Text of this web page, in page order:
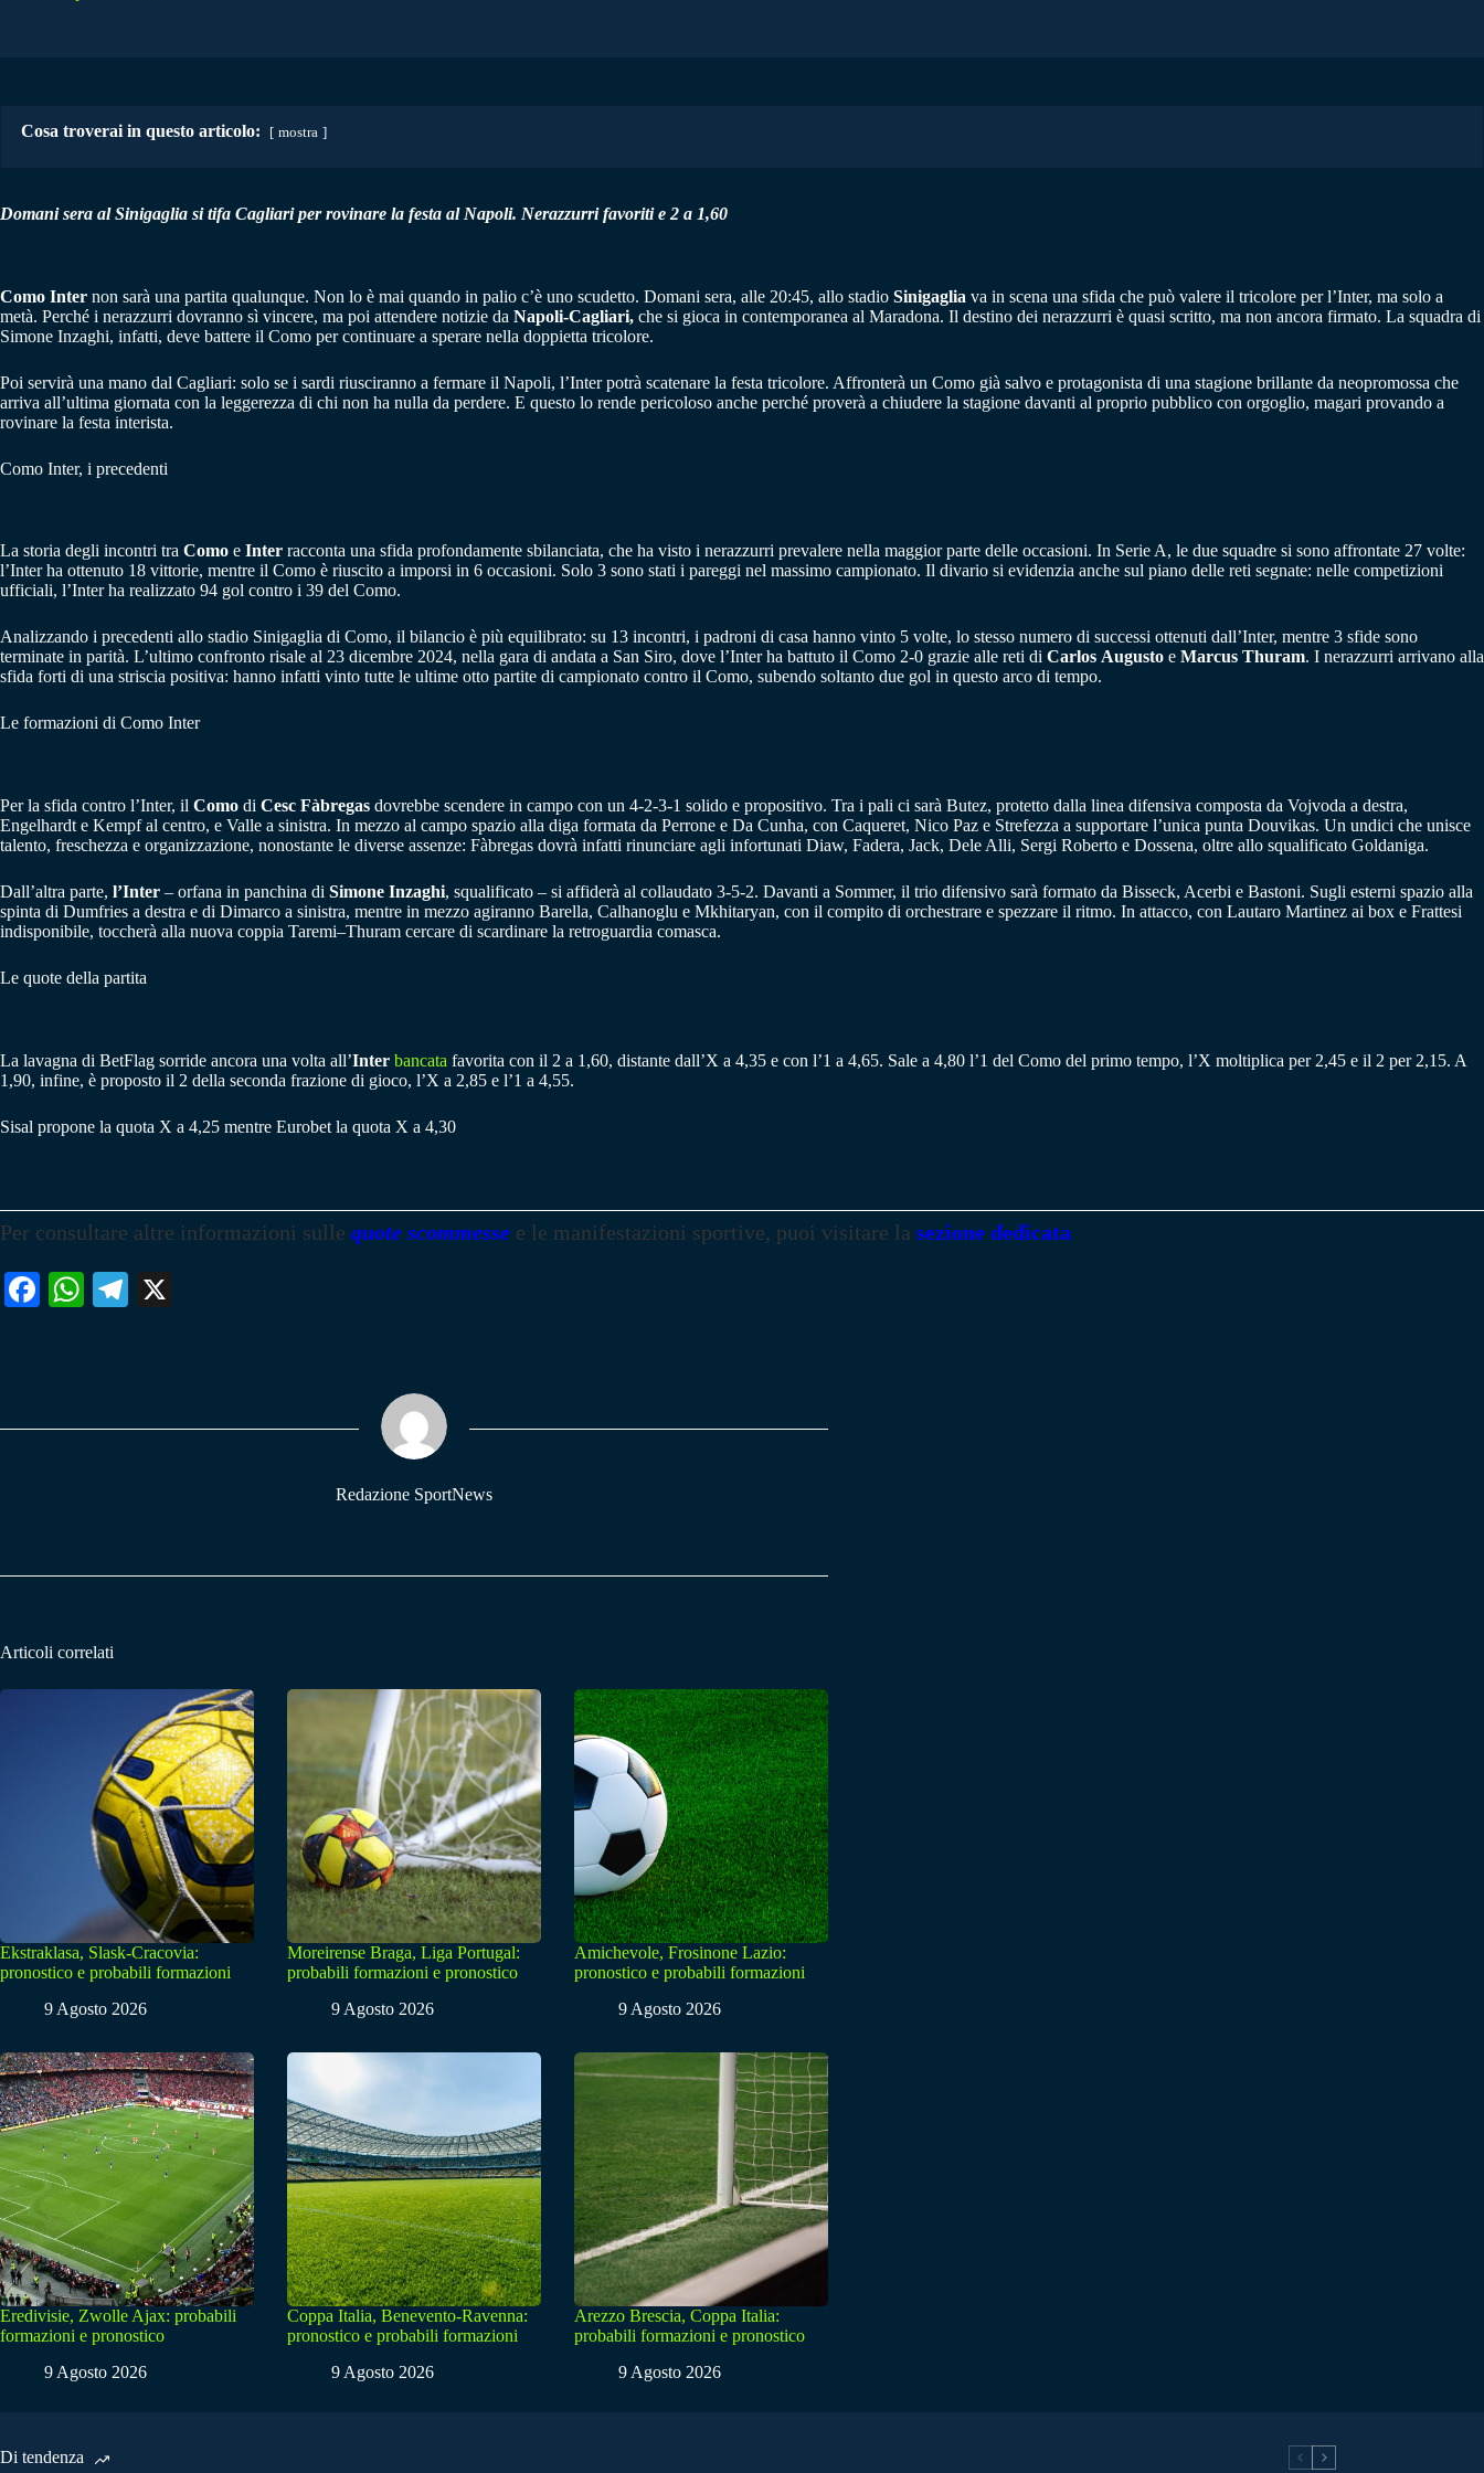
Cosa troverai in questo articolo: mostra
Domani sera al Sinigaglia si tifa Cagliari per rovinare la festa al Napoli. Nerazzurri favoriti e 2 a 1,60
Como Inter non sarà una partita qualunque. Non lo è mai quando in palio c’è uno scudetto. Domani sera, alle 20:45, allo stadio Sinigaglia va in scena una sfida che può valere il tricolore per l’Inter, ma solo a
metà. Perché i nerazzurri dovranno sì vincere, ma poi attendere notizie da Napoli-Cagliari, che si gioca in contemporanea al Maradona. Il destino dei nerazzurri è quasi scritto, ma non ancora firmato. La squadra di
Simone Inzaghi, infatti, deve battere il Como per continuare a sperare nella doppietta tricolore.
Poi servirà una mano dal Cagliari: solo se i sardi riusciranno a fermare il Napoli, l’Inter potrà scatenare la festa tricolore. Affronterà un Como già salvo e protagonista di una stagione brillante da neopromossa che
arriva all’ultima giornata con la leggerezza di chi non ha nulla da perdere. E questo lo rende pericoloso anche perché proverà a chiudere la stagione davanti al proprio pubblico con orgoglio, magari provando a
rovinare la festa interista.
Como Inter, i precedenti
La storia degli incontri tra Como e Inter racconta una sfida profondamente sbilanciata, che ha visto i nerazzurri prevalere nella maggior parte delle occasioni. In Serie A, le due squadre si sono affrontate 27 volte:
l’Inter ha ottenuto 18 vittorie, mentre il Como è riuscito a imporsi in 6 occasioni. Solo 3 sono stati i pareggi nel massimo campionato. Il divario si evidenzia anche sul piano delle reti segnate: nelle competizioni
ufficiali, l’Inter ha realizzato 94 gol contro i 39 del Como.
Analizzando i precedenti allo stadio Sinigaglia di Como, il bilancio è più equilibrato: su 13 incontri, i padroni di casa hanno vinto 5 volte, lo stesso numero di successi ottenuti dall’Inter, mentre 3 sfide sono
terminate in parità. L’ultimo confronto risale al 23 dicembre 2024, nella gara di andata a San Siro, dove l’Inter ha battuto il Como 2-0 grazie alle reti di Carlos Augusto e Marcus Thuram. I nerazzurri arrivano alla
sfida forti di una striscia positiva: hanno infatti vinto tutte le ultime otto partite di campionato contro il Como, subendo soltanto due gol in questo arco di tempo.
Le formazioni di Como Inter
Per la sfida contro l’Inter, il Como di Cesc Fàbregas dovrebbe scendere in campo con un 4-2-3-1 solido e propositivo. Tra i pali ci sarà Butez, protetto dalla linea difensiva composta da Vojvoda a destra,
Engelhardt e Kempf al centro, e Valle a sinistra. In mezzo al campo spazio alla diga formata da Perrone e Da Cunha, con Caqueret, Nico Paz e Strefezza a supportare l’unica punta Douvikas. Un undici che unisce
talento, freschezza e organizzazione, nonostante le diverse assenze: Fàbregas dovrà infatti rinunciare agli infortunati Diaw, Fadera, Jack, Dele Alli, Sergi Roberto e Dossena, oltre allo squalificato Goldaniga.
Dall’altra parte, l’Inter – orfana in panchina di Simone Inzaghi, squalificato – si affiderà al collaudato 3-5-2. Davanti a Sommer, il trio difensivo sarà formato da Bisseck, Acerbi e Bastoni. Sugli esterni spazio alla
spinta di Dumfries a destra e di Dimarco a sinistra, mentre in mezzo agiranno Barella, Calhanoglu e Mkhitaryan, con il compito di orchestrare e spezzare il ritmo. In attacco, con Lautaro Martinez ai box e Frattesi
indisponibile, toccherà alla nuova coppia Taremi–Thuram cercare di scardinare la retroguardia comasca.
Le quote della partita
La lavagna di BetFlag sorride ancora una volta all’Inter bancata favorita con il 2 a 1,60, distante dall’X a 4,35 e con l’1 a 4,65. Sale a 4,80 l’1 del Como del primo tempo, l’X moltiplica per 2,45 e il 2 per 2,15. A
1,90, infine, è proposto il 2 della seconda frazione di gioco, l’X a 2,85 e l’1 a 4,55.
Sisal propone la quota X a 4,25 mentre Eurobet la quota X a 4,30
Per consultare altre informazioni sulle quote scommesse e le manifestazioni sportive, puoi visitare la sezione dedicata
Fa W
pp
Te
m
Redazione SportNews
Articoli correlati
Ekstraklasa, Slask-Cracovia:
pronostico e probabili formazioni
9 Agosto 2026
Moreirense Braga, Liga Portugal:
probabili formazioni e pronostico
9 Agosto 2026
Amichevole, Frosinone Lazio:
pronostico e probabili formazioni
9 Agosto 2026
Eredivisie, Zwolle Ajax: probabili
formazioni e pronostico
9 Agosto 2026
Coppa Italia, Benevento-Ravenna:
pronostico e probabili formazioni
9 Agosto 2026
Arezzo Brescia, Coppa Italia:
probabili formazioni e pronostico
9 Agosto 2026
Di tendenza